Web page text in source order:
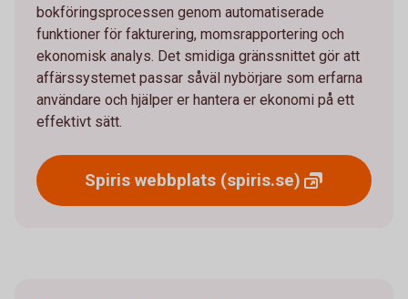
bokföringsprocessen genom automatiserade
funktioner för fakturering, momsrapportering och
ekonomisk analys. Det smidiga gränssnittet gör att
affärssystemet passar såväl nybörjare som erfarna
användare och hjälper er hantera er ekonomi på ett
effektivt sätt.
Spiris webbplats (spiris.se)